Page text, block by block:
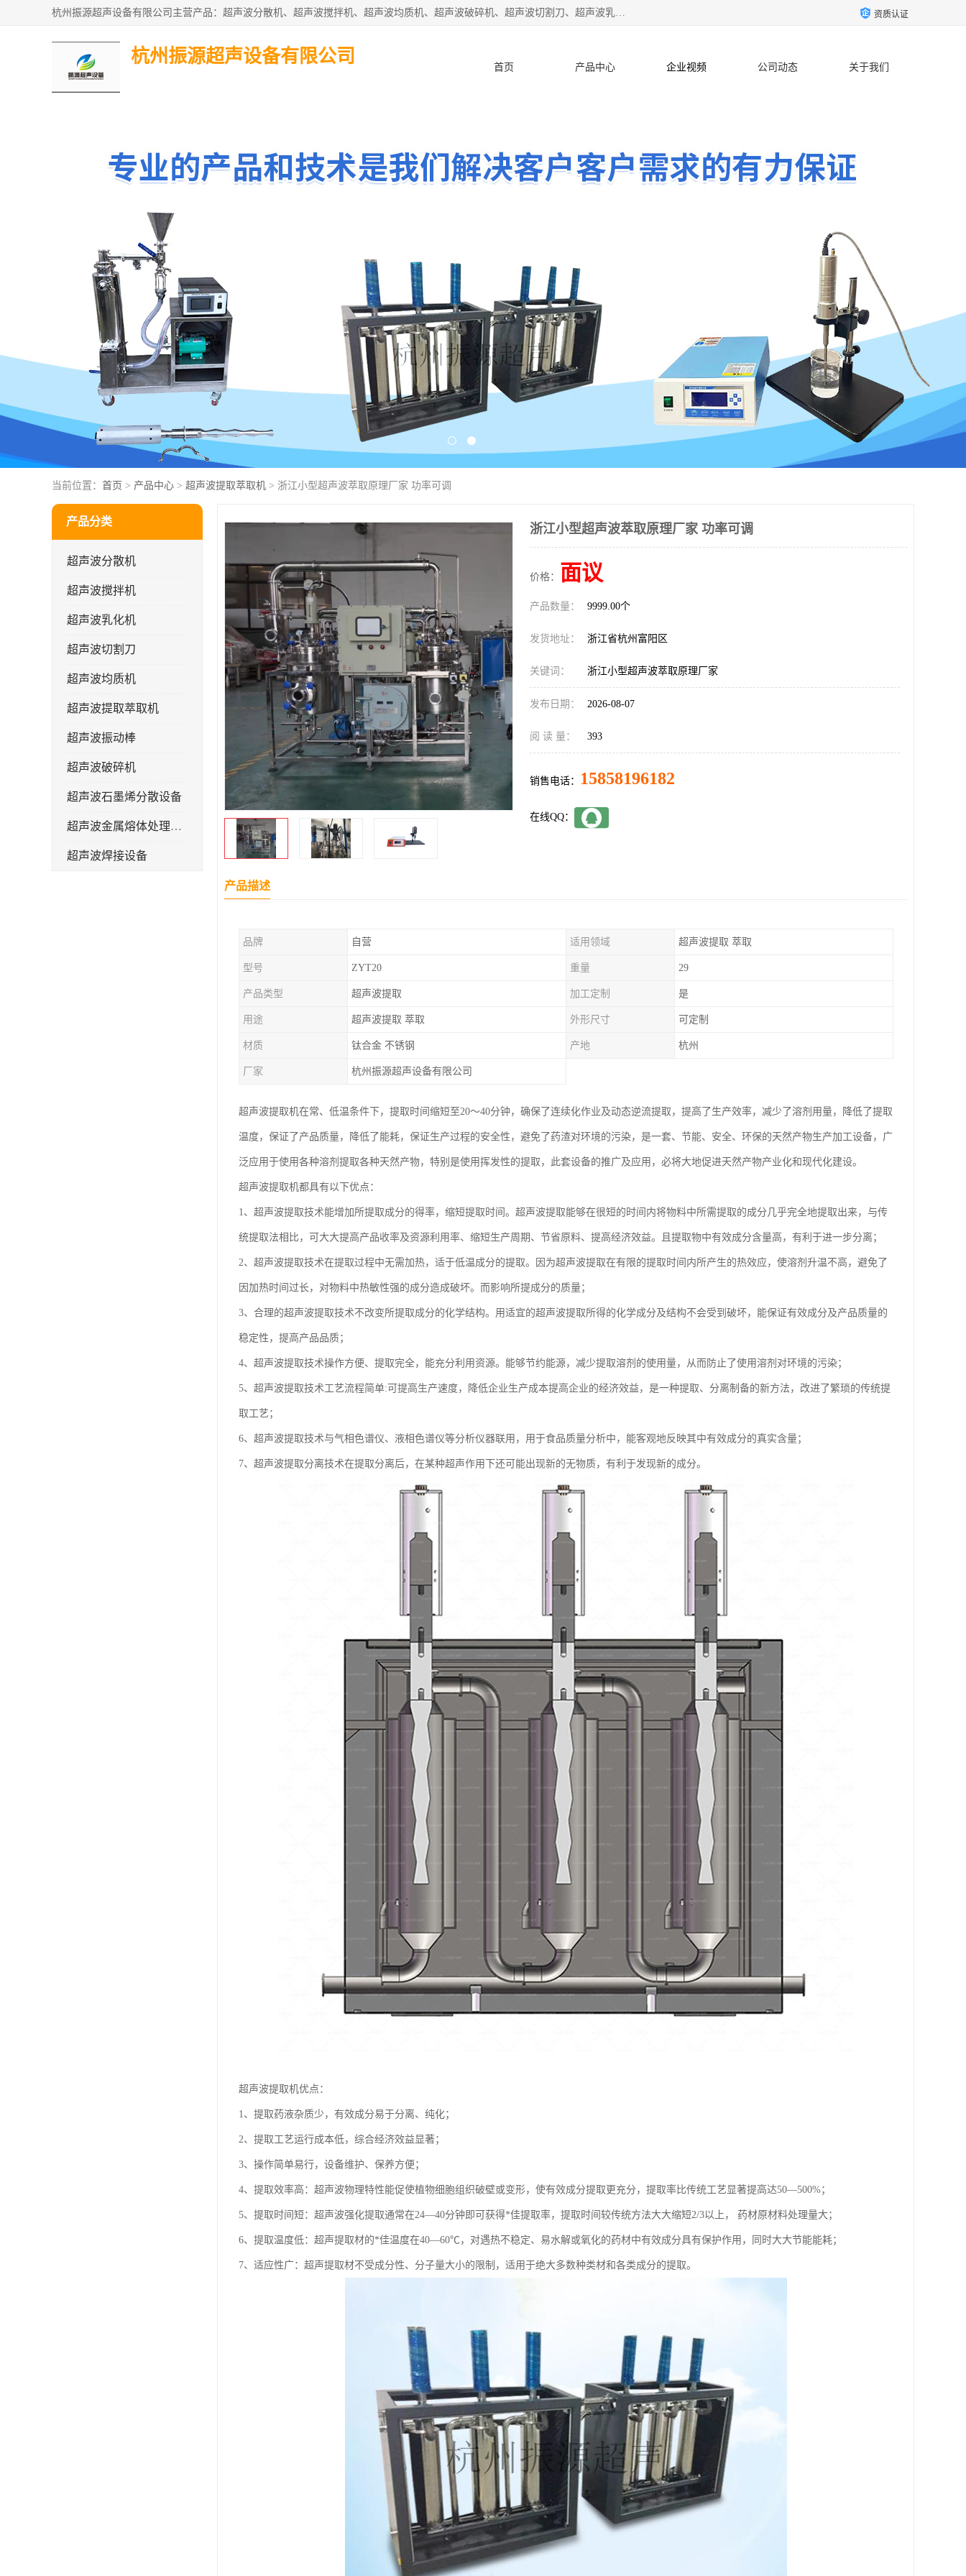
杭州振源超声设备有限公司主营产品：超声波分散机、超声波搅拌机、超声波均质机、超声波破碎机、超声波切割刀、超声波乳化机、超声波提取机、超声波振动棒等设备。秉承诚信经营、品质至上的服务宗旨，与多家企业建立了长期的合作关系。公司坚持以质量赢市场，以服务赢客户，始终以客户利益为中心。 资质认证
杭州振源超声设备有限公司
首页 产品中心 企业视频 公司动态 关于我们
当前位置： 首页 > 产品中心 > 超声波提取萃取机 > 浙江小型超声波萃取原理厂家 功率可调
产品分类
超声波分散机
超声波搅拌机
超声波乳化机
超声波切割刀
超声波均质机
超声波提取萃取机
超声波振动棒
超声波破碎机
超声波石墨烯分散设备
超声波金属熔体处理设备
超声波焊接设备
浙江小型超声波萃取原理厂家 功率可调
价格： 面议
产品数量： 9999.00个
发货地址： 浙江省杭州富阳区
关键词： 浙江小型超声波萃取原理厂家
发布日期： 2026-08-07
阅 读 量： 393
销售电话： 15858196182
在线QQ：
产品描述
品牌 自营 适用领域 超声波提取 萃取
型号 ZYT20 重量 29
产品类型 超声波提取 加工定制 是
用途 超声波提取 萃取 外形尺寸 可定制
材质 钛合金 不锈钢 产地 杭州
厂家 杭州振源超声设备有限公司
超声波提取机在常、低温条件下，提取时间缩短至20～40分钟，确保了连续化作业及动态逆流提取，提高了生产效率，减少了溶剂用量，降低了提取
温度，保证了产品质量，降低了能耗，保证生产过程的安全性，避免了药渣对环境的污染，是一套、节能、安全、环保的天然产物生产加工设备，广
泛应用于使用各种溶剂提取各种天然产物，特别是使用挥发性的提取，此套设备的推广及应用，必将大地促进天然产物产业化和现代化建设。
超声波提取机都具有以下优点：
1、超声波提取技术能增加所提取成分的得率，缩短提取时间。超声波提取能够在很短的时间内将物料中所需提取的成分几乎完全地提取出来，与传
统提取法相比，可大大提高产品收率及资源利用率、缩短生产周期、节省原料、提高经济效益。且提取物中有效成分含量高，有利于进一步分离；
2、超声波提取技术在提取过程中无需加热，适于低温成分的提取。因为超声波提取在有限的提取时间内所产生的热效应，使溶剂升温不高，避免了
因加热时间过长，对物料中热敏性强的成分造成破坏。而影响所提成分的质量；
3、合理的超声波提取技术不改变所提取成分的化学结构。用适宜的超声波提取所得的化学成分及结构不会受到破坏，能保证有效成分及产品质量的
稳定性，提高产品品质；
4、超声波提取技术操作方便、提取完全，能充分利用资源。能够节约能源，减少提取溶剂的使用量，从而防止了使用溶剂对环境的污染；
5、超声波提取技术工艺流程简单:可提高生产速度，降低企业生产成本提高企业的经济效益，是一种提取、分离制备的新方法，改进了繁琐的传统提
取工艺；
6、超声波提取技术与气相色谱仪、液相色谱仪等分析仪器联用，用于食品质量分析中，能客观地反映其中有效成分的真实含量；
7、超声波提取分离技术在提取分离后，在某种超声作用下还可能出现新的无物质，有利于发现新的成分。
超声波提取机优点：
1、提取药液杂质少，有效成分易于分离、纯化；
2、提取工艺运行成本低，综合经济效益显著；
3、操作简单易行，设备维护、保养方便；
4、提取效率高：超声波物理特性能促使植物细胞组织破壁或变形，使有效成分提取更充分，提取率比传统工艺显著提高达50—500%；
5、提取时间短：超声波强化提取通常在24—40分钟即可获得*佳提取率，提取时间较传统方法大大缩短2/3以上， 药材原材料处理量大；
6、提取温度低：超声提取材的*佳温度在40—60℃，对遇热不稳定、易水解或氧化的药材中有效成分具有保护作用，同时大大节能能耗；
7、适应性广：超声提取材不受成分性、分子量大小的限制，适用于绝大多数种类材和各类成分的提取。